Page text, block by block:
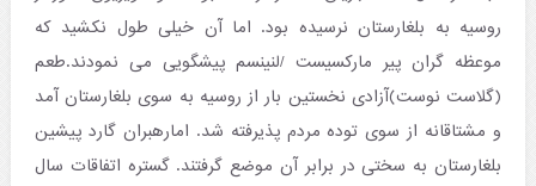
روسیه به بلغارستان نرسیده بود. اما آن خیلی طول نکشید که
موعظه گران پیر مارکسیست /لنینسم پیشگویی می نمودند.طعم
(گلاست نوست)آزادی نخستین بار از روسیه به سوی بلغارستان آمد
و مشتاقانه از سوی توده مردم پذیرفته شد. امارهبران گارد پیشین
بلغارستان به سختی در برابر آن موضع گرفتند. گستره اتفاقات سال